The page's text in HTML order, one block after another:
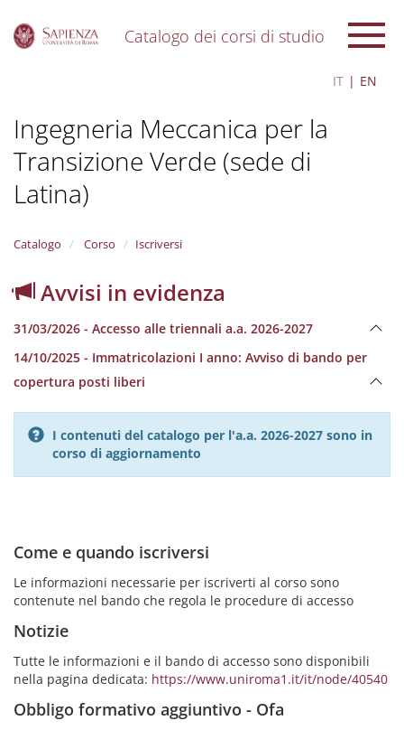
Catalogo dei corsi di studio
IT EN
Ingegneria Meccanica per la
Transizione Verde (sede di
Latina)
Catalogo Corso Iscriversi
Avvisi in evidenza
31/03/2026 - Accesso alle triennali a.a. 2026-2027
14/10/2025 - Immatricolazioni I anno: Avviso di bando per
copertura posti liberi
I contenuti del catalogo per l'a.a. 2026-2027 sono in
corso di aggiornamento
Come e quando iscriversi
Le informazioni necessarie per iscriverti al corso sono
contenute nel bando che regola le procedure di accesso
Notizie
Tutte le informazioni e il bando di accesso sono disponibili
nella pagina dedicata: https://www.uniroma1.it/it/node/40540
Obbligo formativo aggiuntivo - Ofa